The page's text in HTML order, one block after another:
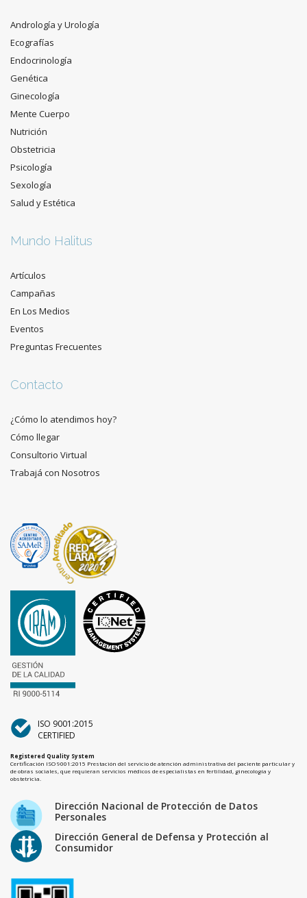
Andrología y Urología
Ecografías
Endocrinología
Genética
Ginecología
Mente Cuerpo
Nutrición
Obstetricia
Psicología
Sexología
Salud y Estética
Mundo Halitus
Artículos
Campañas
En Los Medios
Eventos
Preguntas Frecuentes
Contacto
¿Cómo lo atendimos hoy?
Cómo llegar
Consultorio Virtual
Trabajá con Nosotros
ISO 9001:2015
CERTIFIED
Registered Quality System
Certificación ISO 9001:2015 Prestación del servicio de atención administrativa del paciente particular y
de obras sociales, que requieran servicios médicos de especialistas en fertilidad, ginecología y
obstetricia.
Dirección Nacional de Protección de Datos
Personales
Dirección General de Defensa y Protección al
Consumidor